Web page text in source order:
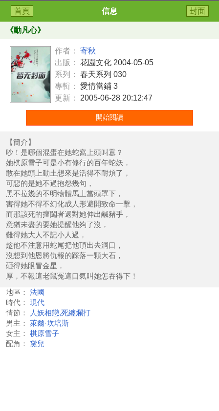
首頁 信息 封面
《動凡心》
作者：
寄秋
出版：
花園文化 2004-05-05
系列：
春天系列 030
專輯：
愛情當鋪 3
更新：
2005-06-28 20:12:47
開始閱讀
【簡介】
吵！是哪個混蛋在她蛇窩上頭叫囂？
她棋原雪子可是小有修行的百年蛇妖，
敢在她頭上動土想來是活得不耐煩了，
可惡的是她不過抱怨幾句，
黑不拉幾的不明物體馬上當頭罩下，
害得她不得不幻化成人形避開致命一擊，
而那該死的擅闖者還對她伸出鹹豬手，
意猶未盡的要她提醒他夠了沒，
難得她大人不記小人過，
趁他不注意用蛇尾把他頂出去洞口，
沒想到他恩將仇報的踩落一顆大石，
砸得她眼冒金星，
厚，不報這老鼠冤這口氣叫她怎吞得下！
地區：
法國
時代：
現代
情節：
人妖相戀,死纏爛打
男主：
萊爾·坎培斯
女主：
棋原雪子
配角：
黛兒